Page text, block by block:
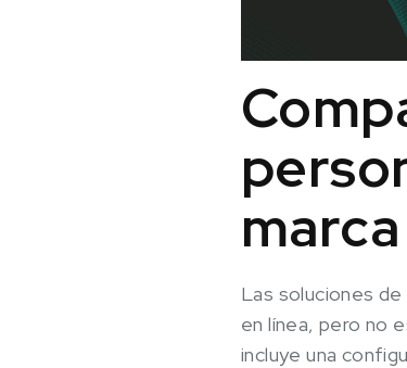
Las soluciones
en línea, pero no
incluye una